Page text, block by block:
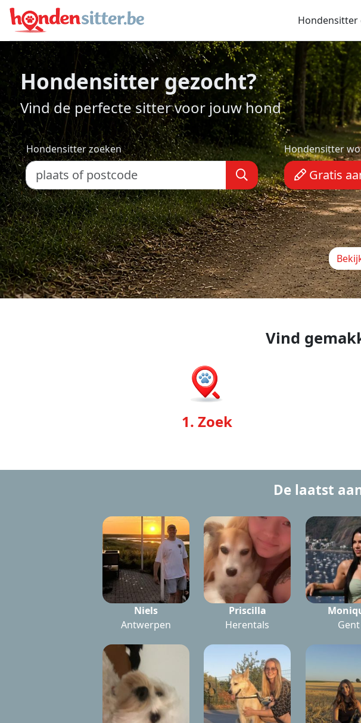
Hondensitter
Hondensitter gezocht?
Vind de perfecte sitter voor jouw hond
Hondensitter zoeken Hondensitter
Gratis
Vind
1. Zoek
De laatst
Niels
Antwerpen
Priscilla
Herentals
Gent